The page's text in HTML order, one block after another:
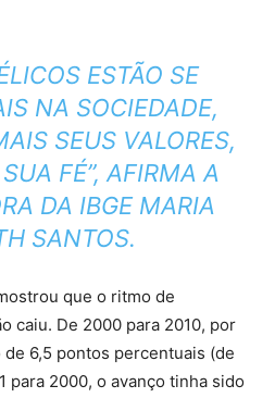
ESTÃO SE
NA SOCIEDADE,
SEUS VALORES,
FÉ”, AFIRMA A
DA IBGE MARIA
SANTOS.
que o ritmo de
caiu. De 2000 para 2010, por
6,5 pontos percentuais (de
para 2000, o avanço tinha sido